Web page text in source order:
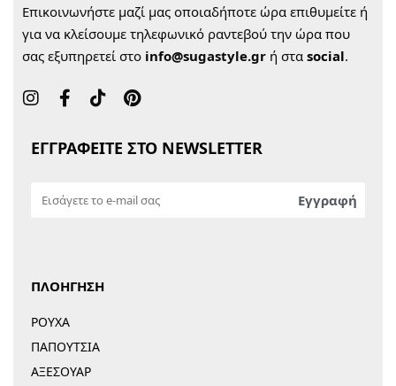
Επικοινωνήστε μαζί μας οποιαδήποτε ώρα επιθυμείτε ή
για να κλείσουμε τηλεφωνικό ραντεβού την ώρα που
σας εξυπηρετεί στο info@sugastyle.gr ή στα social.
ΕΓΓΡΑΦΕΙΤΕ ΣΤΟ NEWSLETTER
ΠΛΟΗΓΗΣΗ
ΡΟΥΧΑ
ΠΑΠΟΥΤΣΙΑ
ΑΞΕΣΟΥΑΡ